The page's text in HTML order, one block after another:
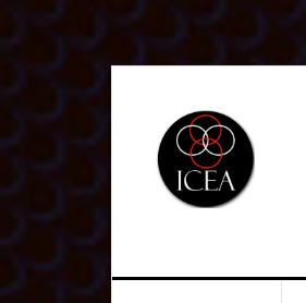
a
navegación
al
principal
a
barra